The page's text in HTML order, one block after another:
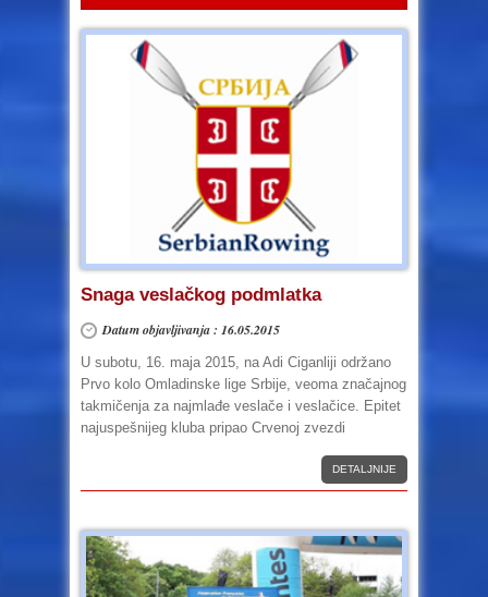
Snaga veslačkog podmlatka
Datum objavljivanja : 16.05.2015
U subotu, 16. maja 2015, na Adi Ciganliji održano
Prvo kolo Omladinske lige Srbije, veoma značajnog
takmičenja za najmlađe veslače i veslačice. Epitet
najuspešnijeg kluba pripao Crvenoj zvezdi
DETALJNIJE